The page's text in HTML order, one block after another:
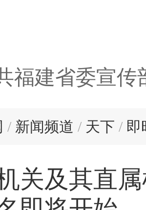
福建省委宣传
/ 新闻频道 / 天下 / 即
关及其直